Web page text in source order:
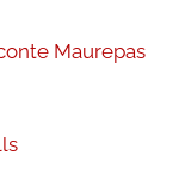
Maurepas